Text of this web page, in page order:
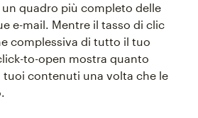
quadro più completo delle
e-mail. Mentre il tasso di clic
complessiva di tutto il tuo
to-open mostra quanto
contenuti una volta che le